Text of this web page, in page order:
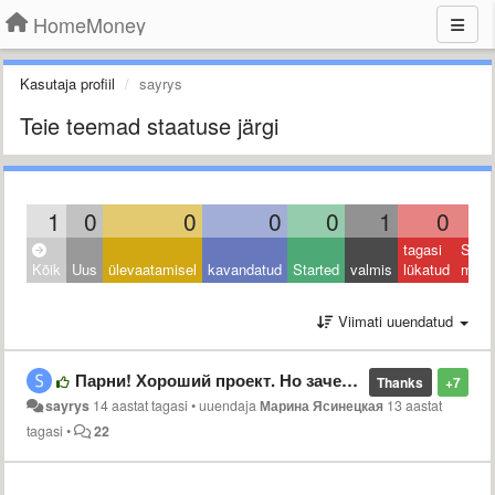
HomeMoney
Kasutaja profiil sayrys
Teie teemad staatuse järgi
1 0 0 0 0 1 0
Kõik Uus ülevaatamisel kavandatud Started valmis
tagasi
lükatud muu
Viimati uuendatud
+7
Thanks
Парни! Хороший проект. Но зачем формирование бюджета делать платной опцией? В моей лице Вы потеряли пользователя и не только меня.
sayrys 14 aastat tagasi •uuendajaМарина Ясинецкая 13 aastat
tagasi • 22